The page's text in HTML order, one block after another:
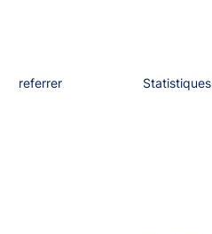
referrer Statistiques